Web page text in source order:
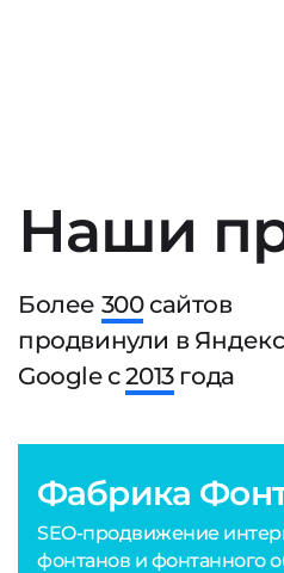
Наши
Более 300сайтов
продвинули в
Google с2013года
Фабрика
SEO-продвижение
фонтанов и фонтанного